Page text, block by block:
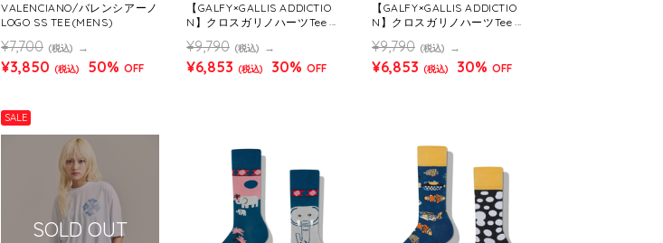
VALENCIANO/バレンシアーノ
LOGO SS TEE(MENS)
¥7,700 (税込)
¥3,850 (税込) 50% OFF
【GALFY×GALLIS ADDICTIO
N】クロスガリノハーツTee SS
¥9,790 (税込)
¥6,853 (税込) 30% OFF
【GALFY×GALLIS ADDICTIO
N】クロスガリノハーツTee SS
¥9,790 (税込)
¥6,853 (税込) 30% OFF
SALE
SOLD OUT